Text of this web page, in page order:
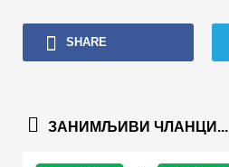
SHARE
ЗАНИМЉИВИ ЧЛАНЦИ...